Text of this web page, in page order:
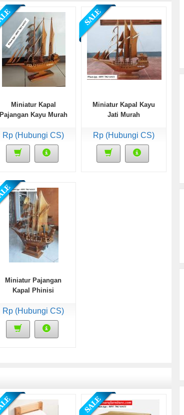
Miniatur Kapal
Pajangan Kayu Murah
Rp (Hubungi CS)
Miniatur Kapal Kayu
Jati Murah
Rp (Hubungi CS)
Miniatur Pajangan
Kapal Phinisi
Rp (Hubungi CS)